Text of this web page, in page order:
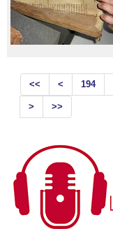
<< < 194
> >>